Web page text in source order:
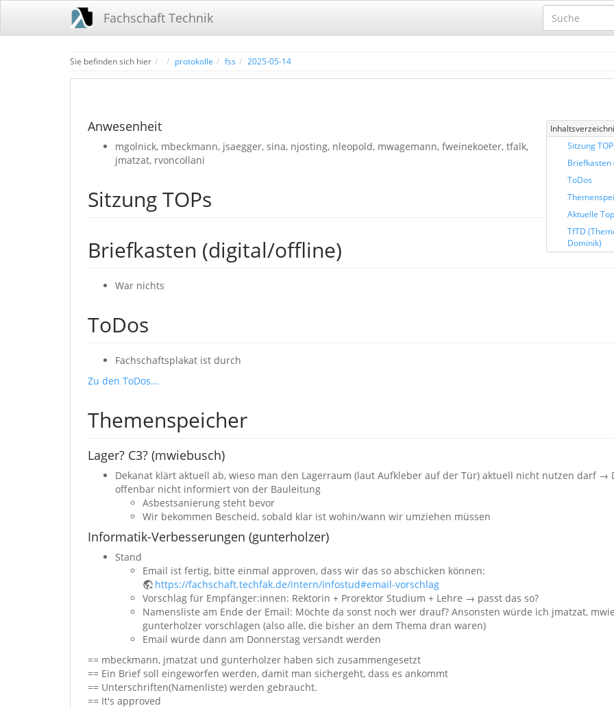
Fachschaft Technik
Sie befinden sich hier Homeprotokolle fss 2025-05-14
Sitzung
ToDos
Aktuelle
TfTD
Dominik)
Anwesenheit
mgolnick, mbeckmann, jsaegger, sina, njosting, nleopold, mwagemann, fweinekoeter, tfalk,
jmatzat, rvoncollani
Sitzung TOPs
Briefkasten (digital/offline)
War nichts
ToDos
Fachschaftsplakat ist durch
Zu den ToDos...
Themenspeicher
Lager? C3? (mwiebusch)
Dekanat klärt aktuell ab, wieso man den Lagerraum (laut Aufkleber auf der Tür) aktuell nicht nutzen darf →
offenbar nicht informiert von der Bauleitung
Asbestsanierung steht bevor
Wir bekommen Bescheid, sobald klar ist wohin/wann wir umziehen müssen
Informatik-Verbesserungen (gunterholzer)
Stand
Email ist fertig, bitte einmal approven, dass wir das so abschicken können:
https://fachschaft.techfak.de/intern/infostud#email-vorschlag
Vorschlag für Empfänger:innen: Rektorin + Prorektor Studium + Lehre → passt das so?
Namensliste am Ende der Email: Möchte da sonst noch wer drauf? Ansonsten würde ich jmatzat,
gunterholzer vorschlagen (also alle, die bisher an dem Thema dran waren)
Email würde dann am Donnerstag versandt werden
== mbeckmann, jmatzat und gunterholzer haben sich zusammengesetzt
== Ein Brief soll eingeworfen werden, damit man sichergeht, dass es ankommt
== Unterschriften(Namenliste) werden gebraucht.
== It's approved